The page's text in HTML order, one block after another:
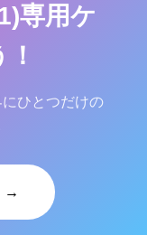
専用ケ
ひとつだけの
→